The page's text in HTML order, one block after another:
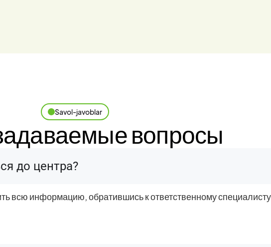
Savol-javoblar
вопросы
до центра?
всю информацию, обратившись к ответственному